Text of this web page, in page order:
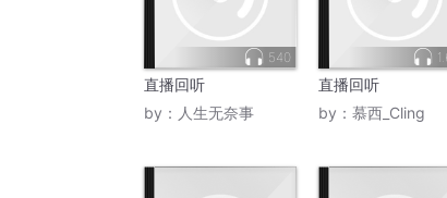
540
直播回听
by： 人生无奈事
直播回听
by： 慕西_Cling